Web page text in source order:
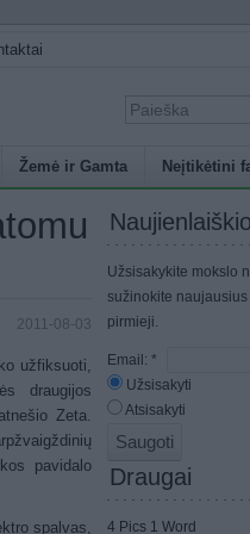
Žemė ir Gamta Neįtikėtini
2011-08-03
užfiksuoti,
draugijos
Zeta.
pavidalo
spalvas,
Užsisakykite mokslo
sužinokite
pirmieji.
Email: *
Užsisakyti
Atsisakyti
Draugai
4 Pics 1 Word